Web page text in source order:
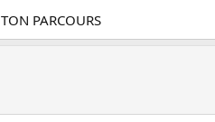
PARCOURS